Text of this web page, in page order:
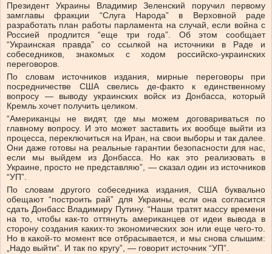
Президент Украины Владимир Зеленский поручил первому
замглавы фракции “Слуга Народа” в Верховной раде
разработать план работы парламента на случай, если война с
Россией продлится “еще три года”. Об этом сообщает
“Украинская правда” со ссылкой на источники в Раде и
собеседников, знакомых с ходом российско-украинских
переговоров.
По словам источников издания, мирные переговоры при
посредничестве США свелись де-факто к единственному
вопросу — выводу украинских войск из Донбасса, который
Кремль хочет получить целиком.
“Американцы не видят, где мы можем договариваться по
главному вопросу. И это может заставить их вообще выйти из
процесса, переключиться на Иран, на свои выборы и так далее.
Они даже готовы на реальные гарантии безопасности для нас,
если мы выйдем из Донбасса. Но как это реализовать в
Украине, просто не представляю”, — сказал один из источников
“УП”.
По словам другого собеседника издания, США буквально
обещают “построить рай” для Украины, если она согласится
сдать Донбасс Владимиру Путину. “Наши тратят массу времени
на то, чтобы как-то оттянуть американцев от идеи вывода в
сторону создания каких-то экономических зон или еще чего-то.
Но в какой-то момент все отбрасывается, и мы снова слышим:
„Надо выйти“. И так по кругу”, — говорит источник “УП”.